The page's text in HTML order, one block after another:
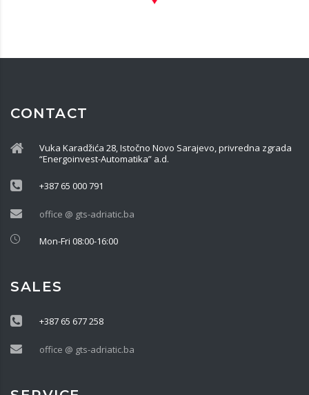
CONTACT
Vuka Karadžića 28, Istočno Novo Sarajevo, privredna zgrada
“Energoinvest-Automatika” a.d.
+387 65 000 791
office @ gts-adriatic.ba
Mon-Fri 08:00-16:00
SALES
+387 65 677 258
office @ gts-adriatic.ba